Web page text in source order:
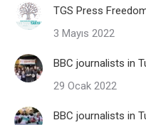
TGS Press
3 Mayıs 2022
BBC journalists in
29 Ocak 2022
BBC journalists in